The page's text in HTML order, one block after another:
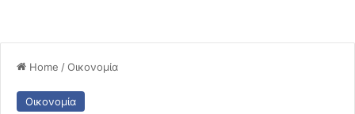
Home /Οικονομία
Οικονομία